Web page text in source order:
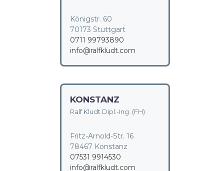
Königstr. 60
70173 Stuttgart
0711 99793890
info@ralfkludt.com
KONSTANZ
Ralf Kludt Dipl.-Ing. (FH)
Fritz-Arnold-Str. 16
78467 Konstanz
07531 9914530
info@ralfkludt.com